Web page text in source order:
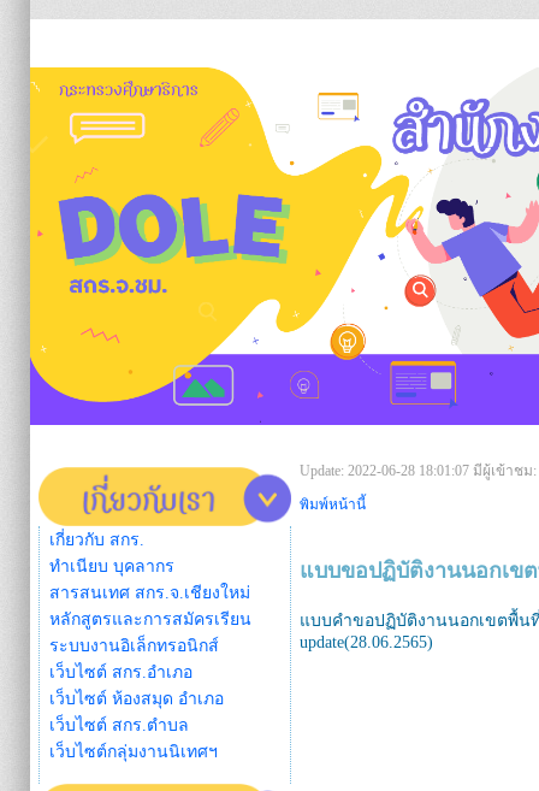
เกี่ยวกับ สกร.
ทำเนียบ บุคลากร
สารสนเทศ สกร.จ.เชียงใหม่
หลักสูตรและการสมัครเรียน
ระบบงานอิเล็กทรอนิกส์
เว็บไซต์ สกร.อำเภอ
เว็บไซต์ ห้องสมุด อำเภอ
เว็บไซต์ สกร.ตำบล
เว็บไซต์กลุ่มงานนิเทศฯ
Update: 2022-06-28 18:01:07 มีผู้เข้าชม:
พิมพ์หน้านี้
แบบขอปฏิบัติงานนอกเข
แบบคำขอปฏิบัติงานนอกเขตพื้นที่ก
update(28.06.2565)